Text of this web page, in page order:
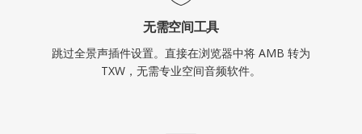
无需空间工具
跳过全景声插件设置。直接在浏览器中将 AMB 转为
TXW，无需专业空间音频软件。